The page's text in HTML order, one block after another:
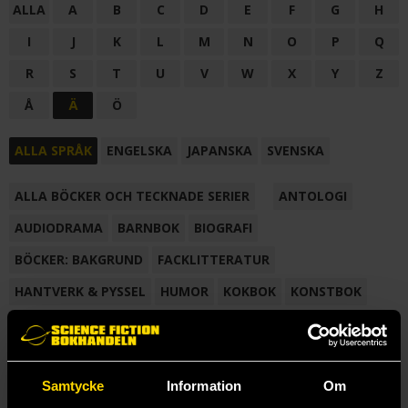
Samtycke Information Om
ALLA A B C D E F G
H
I
J K L M N O P
Q
R
S T U V W X Y
Z
Å
Ä Ö
ALLA SPRÅK ENGELSKA JAPANSKA SVENSKA
ALLA BÖCKER OCH TECKNADE SERIER
ANTOLOGI
AUDIODRAMA
BARNBOK
BIOGRAFI
BÖCKER: BAKGRUND
FACKLITTERATUR
HANTVERK & PYSSEL
HUMOR KOKBOK
KONSTBOK
KORTROMAN
LÄROBOK
NOVELL
SAMLINGSVOLYM
TECKNA & MÅLA TECKNAD SERIE